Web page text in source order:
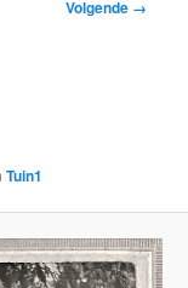
Volgende →
Tuin1